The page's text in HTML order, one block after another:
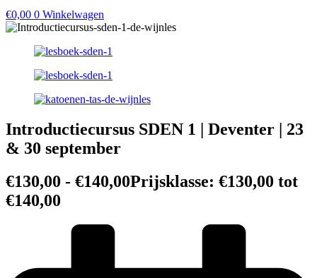
€0,00 0 Winkelwagen
Introductiecursus SDEN 1 | Deventer | 23
& 30 september
€130,00 - €140,00Prijsklasse: €130,00 tot
€140,00